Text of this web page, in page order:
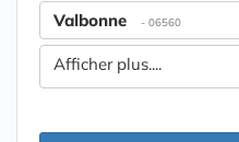
Valbonne - 06560
Afficher plus....